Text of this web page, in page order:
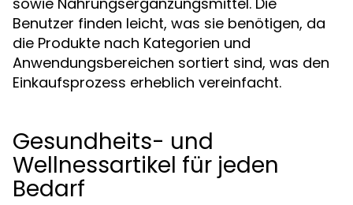
Benutzer finden leicht, was sie benötigen, da
die Produkte nach Kategorien und
Anwendungsbereichen sortiert sind, was den
Einkaufsprozess erheblich vereinfacht.
Gesundheits- und
Wellnessartikel für jeden
Bedarf